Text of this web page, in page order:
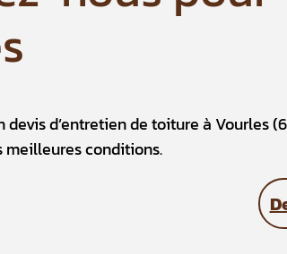
devis d’entretien de toiture à Vourles
conditions.